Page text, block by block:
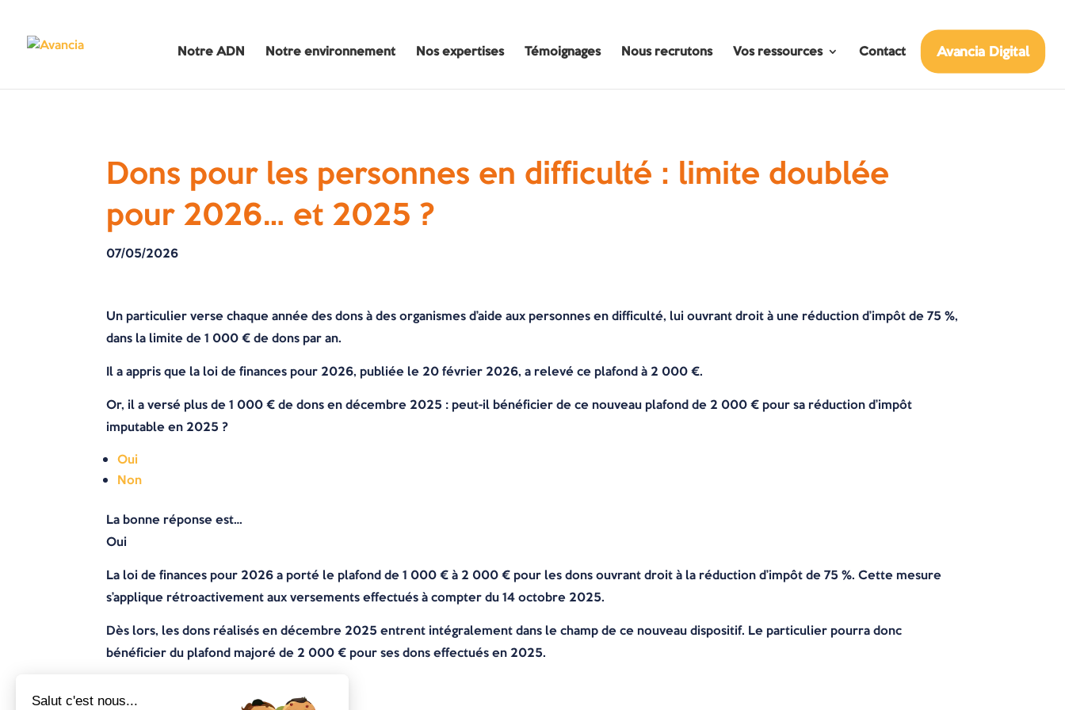
Notre ADN Notre environnement Nos expertises Témoignages Nous recrutons Vos ressources Contact Avancia Digital
Dons pour les personnes en difficulté : limite doublée
pour 2026… et 2025 ?
07/05/2026
Un particulier verse chaque année des dons à des organismes d’aide aux personnes en difficulté, lui ouvrant droit à une réduction d’impôt de 75 %,
dans la limite de 1 000 € de dons par an.
Il a appris que la loi de finances pour 2026, publiée le 20 février 2026, a relevé ce plafond à 2 000 €.
Or, il a versé plus de 1 000 € de dons en décembre 2025 : peut-il bénéficier de ce nouveau plafond de 2 000 € pour sa réduction d’impôt
imputable en 2025 ?
Oui
Non
La bonne réponse est…
Oui
La loi de finances pour 2026 a porté le plafond de 1 000 € à 2 000 € pour les dons ouvrant droit à la réduction d’impôt de 75 %. Cette mesure
s’applique rétroactivement aux versements effectués à compter du 14 octobre 2025.
Dès lors, les dons réalisés en décembre 2025 entrent intégralement dans le champ de ce nouveau dispositif. Le particulier pourra donc
bénéficier du plafond majoré de 2 000 € pour ses dons effectués en 2025.